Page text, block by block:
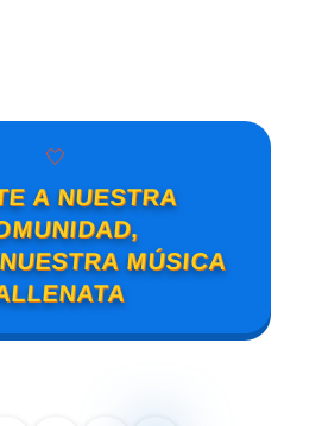
🤍
A NUESTRA
MÚSICA